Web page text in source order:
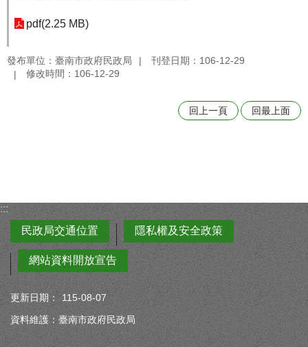
pdf(2.25 MB)
發布單位：臺南市政府民政局
刊登日期：106-12-29
修改時間：106-12-29
回上一頁 回最上面
:::
民政局交通位置
隱私權及安全政策
網站資料開放宣告
更新日期：
115-08-07
資料維護：臺南市政府民政局